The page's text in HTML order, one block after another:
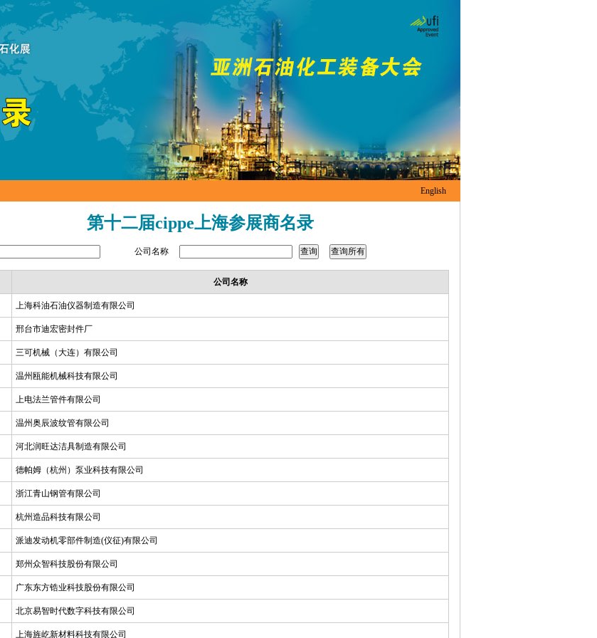
English
第十二届cippe上海参展商名录
公司名称
公司名称
上海科油石油仪器制造有限公司
邢台市迪宏密封件厂
三可机械（大连）有限公司
温州瓯能机械科技有限公司
上电法兰管件有限公司
温州奥辰波纹管有限公司
河北润旺达洁具制造有限公司
德帕姆（杭州）泵业科技有限公司
浙江青山钢管有限公司
杭州造品科技有限公司
派迪发动机零部件制造(仪征)有限公司
郑州众智科技股份有限公司
广东东方锆业科技股份有限公司
北京易智时代数字科技有限公司
上海旌屹新材料科技有限公司